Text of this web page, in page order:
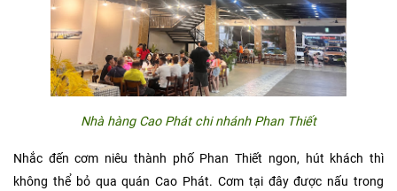
Nhà hàng Cao Phát chi nhánh Phan Thiết
Nhắc đến cơm niêu thành phố Phan Thiết ngon, hút khách thì
không thể bỏ qua quán Cao Phát. Cơm tại đây được nấu trong